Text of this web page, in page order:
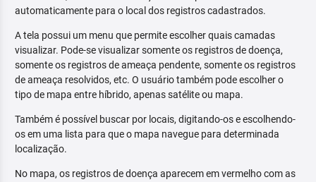
automaticamente para o local dos registros cadastrados.
A tela possui um menu que permite escolher quais camadas
visualizar. Pode-se visualizar somente os registros de doença,
somente os registros de ameaça pendente, somente os registros
de ameaça resolvidos, etc. O usuário também pode escolher o
tipo de mapa entre híbrido, apenas satélite ou mapa.
Também é possível buscar por locais, digitando-os e escolhendo-
os em uma lista para que o mapa navegue para determinada
localização.
No mapa, os registros de doença aparecem em vermelho com as